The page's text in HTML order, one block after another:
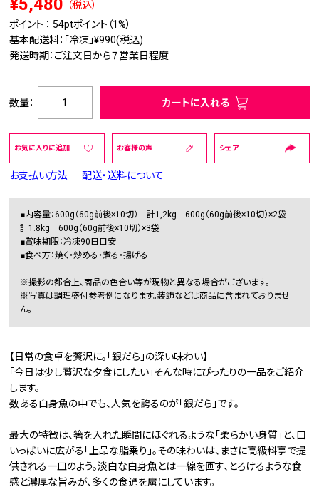
¥5,480
（税込）
ポイント ： 54ptポイント（1%）
基本配送料：「冷凍」¥990(税込)
発送時期：ご注文日から７営業日程度
数量： カートに入れる
お気に入りに追加 お客様の声 シェア
お支払い方法 配送・送料について
■内容量：600g（60g前後×10切） 計1,2kg 600g（60g前後×10切）×2袋
計1.8kg 600g（60g前後×10切）×3袋
■賞味期限：冷凍90日目安
■食べ方：焼く・炒める・煮る・揚げる
※撮影の都合上、商品の色合い等が現物と異なる場合がございます。
※写真は調理盛付参考例になります。装飾などは商品に含まれておりませ
ん。
【日常の食卓を贅沢に。「銀だら」の深い味わい】
「今日は少し贅沢な夕食にしたい」そんな時にぴったりの一品をご紹介
します。
数ある白身魚の中でも、人気を誇るのが「銀だら」です。
最大の特徴は、箸を入れた瞬間にほぐれるような「柔らかい身質」と、口
いっぱいに広がる「上品な脂乗り」。その味わいは、まさに高級料亭で提
供される一皿のよう。淡白な白身魚とは一線を画す、とろけるような食
感と濃厚な旨みが、多くの食通を虜にしています。